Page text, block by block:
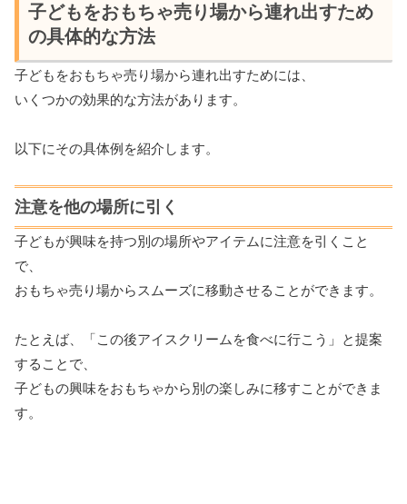
子どもをおもちゃ売り場から連れ出すため
の具体的な方法
子どもをおもちゃ売り場から連れ出すためには、
いくつかの効果的な方法があります。
以下にその具体例を紹介します。
注意を他の場所に引く
子どもが興味を持つ別の場所やアイテムに注意を引くこと
で、
おもちゃ売り場からスムーズに移動させることができます。
たとえば、「この後アイスクリームを食べに行こう」と提案
することで、
子どもの興味をおもちゃから別の楽しみに移すことができま
す。